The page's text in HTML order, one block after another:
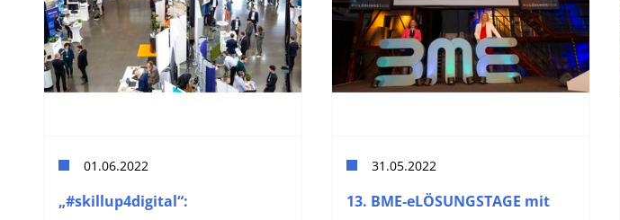
01.06.2022
„#skillup4digital“:
31.05.2022
13. BME-eLÖSUNGSTAGE mit